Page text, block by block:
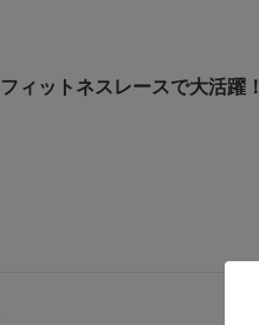
フィットネスレースで大活躍！